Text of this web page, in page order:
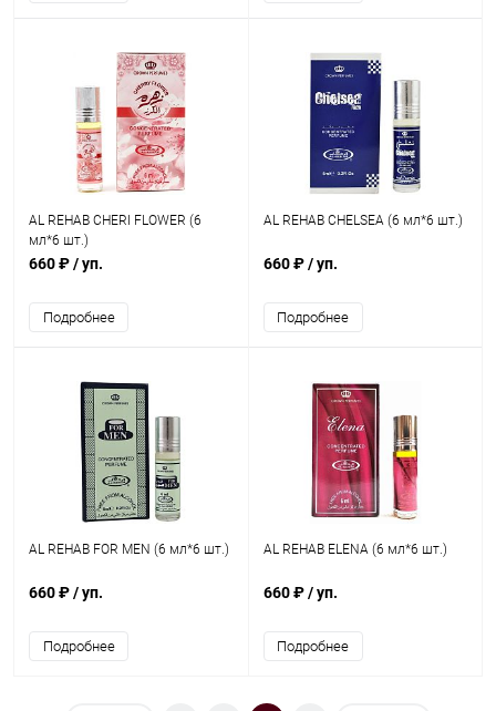
AL REHAB CHERI FLOWER (6
мл*6 шт.)
660 ₽/ уп.
Подробнее
AL REHAB CHELSEA (6 мл*6 шт.)
660 ₽/ уп.
Подробнее
AL REHAB FOR MEN (6 мл*6 шт.)
660 ₽/ уп.
Подробнее
AL REHAB ELENA (6 мл*6 шт.)
660 ₽/ уп.
Подробнее